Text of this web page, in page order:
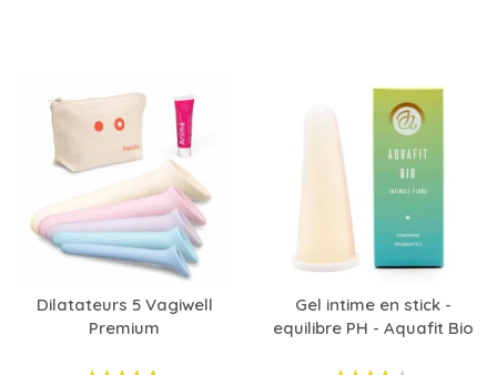
Dilatateurs 5 Vagiwell
Premium
Gel intime en stick -
equilibre PH - Aquafit Bio